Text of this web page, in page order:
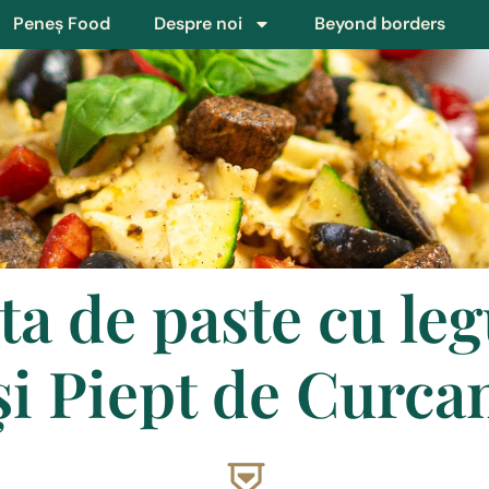
Peneș Food Despre noi Beyond borders
de paste cu
Piept de